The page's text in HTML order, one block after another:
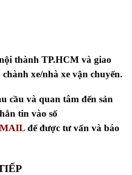
thành TP.HCM và giao
xe/nhà xe vận chuyển.
cầu và quan tâm đến sản
tin vào số
để được tư vấn và báo